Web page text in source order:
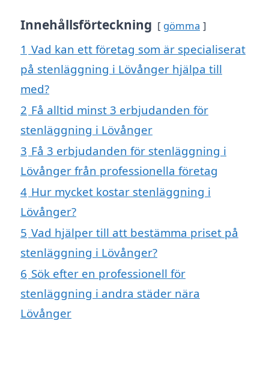
Innehållsförteckning gömma
1 Vad kan ett företag som är specialiserat
på stenläggning i Lövånger hjälpa till
med?
2 Få alltid minst 3 erbjudanden för
stenläggning i Lövånger
3 Få 3 erbjudanden för stenläggning i
Lövånger från professionella företag
4 Hur mycket kostar stenläggning i
Lövånger?
5 Vad hjälper till att bestämma priset på
stenläggning i Lövånger?
6 Sök efter en professionell för
stenläggning i andra städer nära
Lövånger